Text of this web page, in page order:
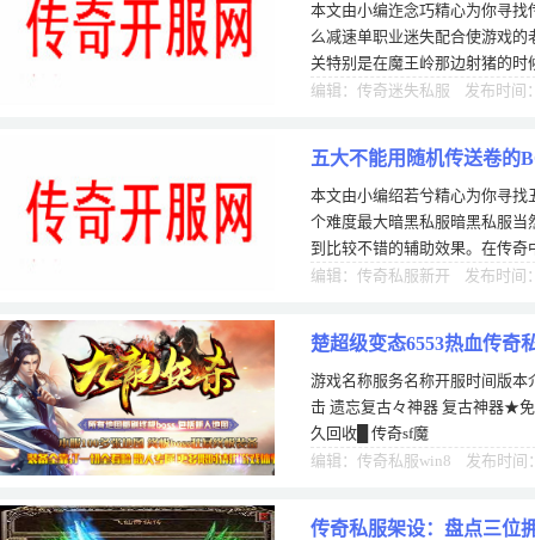
使
本文由小编迮念巧精心为你寻找
么减速单职业迷失配合使游戏
关特别是在魔王岭那边射猪的
军那里接三次心法任务，做完可
编辑：传奇迷失私服 发布时间
五大不能用随机传送卷的
本文由小编绍若兮精心为你寻找
个难度最大暗黑私服暗黑私服
到比较不错的辅助效果。在传
使用，这是个例外。一开始小编
编辑：传奇私服新开 发布时间
楚超级变态6553热血传奇
游戏名称服务名称开服时间版本
击 遗忘复古々神器 复古神器★
久回收█ 传奇sf魔
编辑：传奇私服win8 发布时间
传奇私服架设：盘点三位